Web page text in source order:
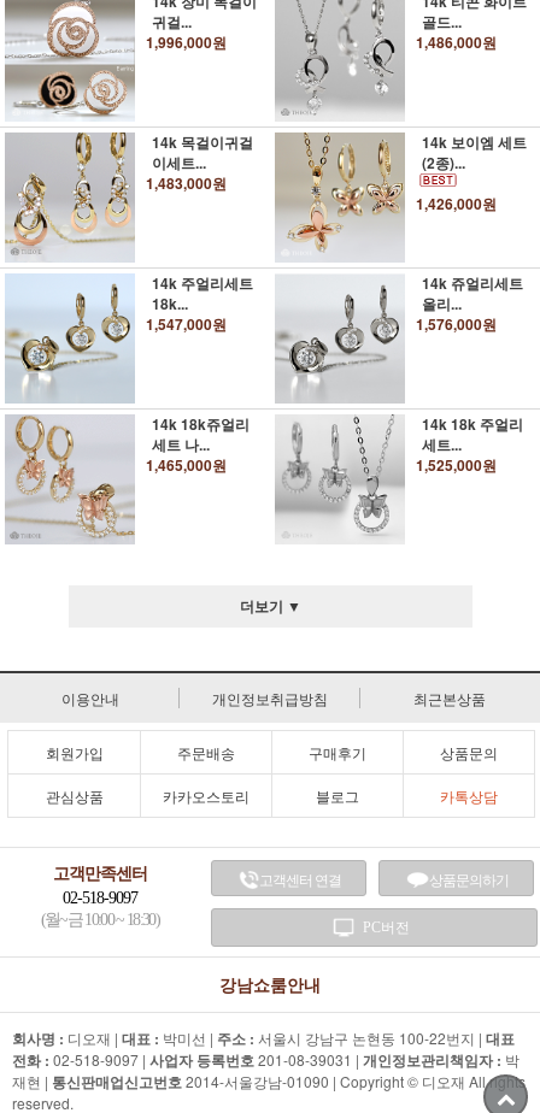
귀걸...
1,996,000원
골드...
1,486,000원
14k 목걸이귀걸
이세트...
1,483,000원
14k 보이엠 세트
(2종)...
1,426,000원
14k 주얼리세트
18k...
1,547,000원
14k 쥬얼리세트
올리...
1,576,000원
14k 18k쥬얼리
세트 나...
1,465,000원
14k 18k 주얼리
세트...
1,525,000원
더보기 ▼
이용안내 개인정보취급방침 최근본상품
회원가입 주문배송 구매후기 상품문의
관심상품 카카오스토리 블로그 카톡상담
고객만족센터
02-518-9097
(월~금 10:00 ~ 18:30)
고객센터 연결 상품문의하기
PC버전
강남쇼룸안내
회사명 : 디오재 | 대표 : 박미선 | 주소 : 서울시 강남구 논현동 100-22번지 | 대표
전화 : 02-518-9097 | 사업자 등록번호201-08-39031 | 개인정보관리책임자 : 박
재현 | 통신판매업신고번호2014-서울강남-01090 | Copyright © 디오재 All rights
reserved.